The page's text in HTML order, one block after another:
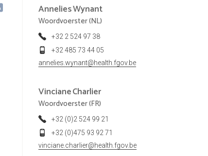
AnneliesWynant
Woordvoerster (NL)
+32 2 524 97 38
+32 485 73 44 05
annelies.wynant@health.fgov.be
VincianeCharlier
Woordvoerster (FR)
+32 (0)2 524 99 21
+32 (0)475 93 92 71
vinciane.charlier@health.fgov.be